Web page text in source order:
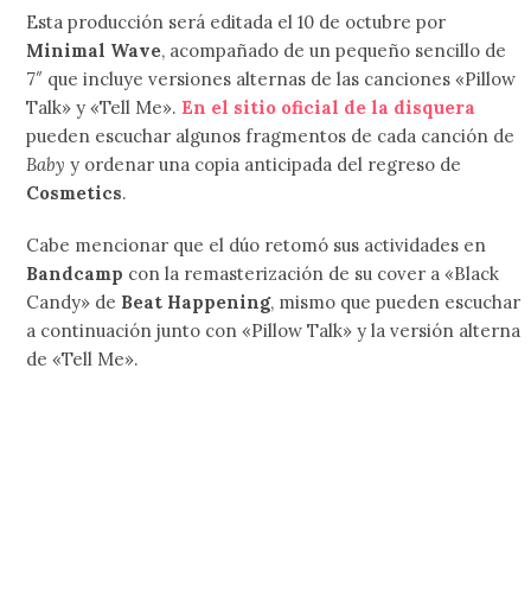
Esta producción será editada el 10 de octubre por
Minimal Wave, acompañado de un pequeño sencillo de
7″ que incluye versiones alternas de las canciones «Pillow
Talk» y «Tell Me». En el sitio oficial de la disquera
pueden escuchar algunos fragmentos de cada canción de
Babyy ordenar una copia anticipada del regreso de
Cosmetics.
Cabe mencionar que el dúo retomó sus actividades en
Bandcamp con la remasterización de su cover a «Black
Candy» de Beat Happening, mismo que pueden escuchar
a continuación junto con «Pillow Talk» y la versión alterna
de «Tell Me».